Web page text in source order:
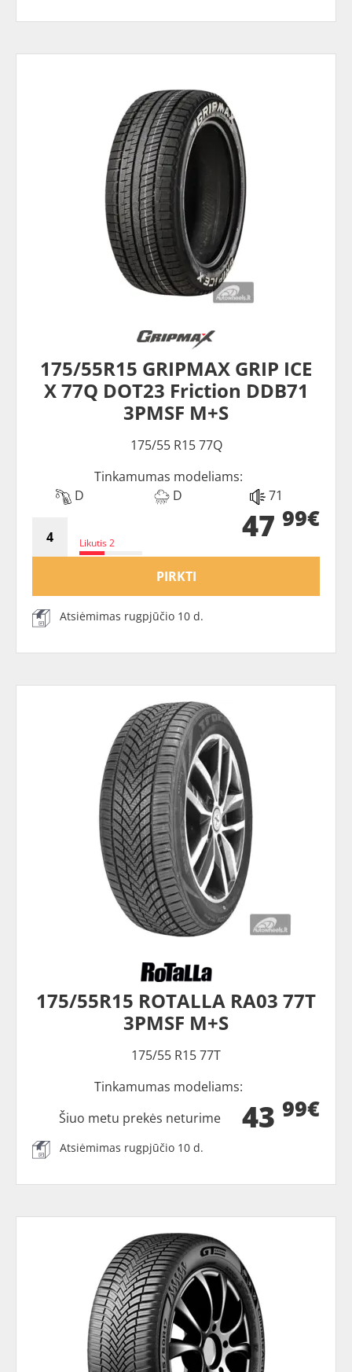
175/55R15 GRIPMAX GRIP ICE
X 77Q DOT23 Friction DDB71
3PMSF M+S
175/55 R15 77Q
Tinkamumas modeliams:
D
D 71
Likutis 2 47 99€
PIRKTI
Atsiėmimas rugpjūčio 10 d.
175/55R15 ROTALLA RA03 77T
3PMSF M+S
175/55 R15 77T
Tinkamumas modeliams:
43 99€
Šiuo metu prekės neturime
Atsiėmimas rugpjūčio 10 d.